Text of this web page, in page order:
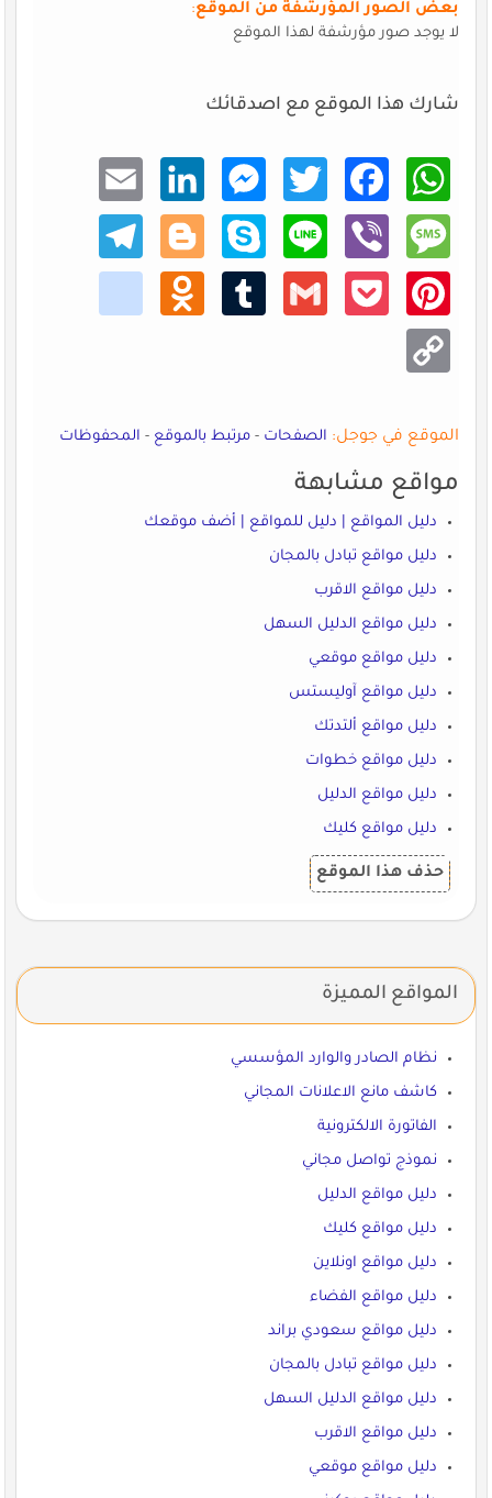
بعض الصور المؤرشفة من الموقع:
لا يوجد صور مؤرشفة لهذا الموقع
شارك هذا الموقع مع اصدقائك
What
sApp
Faceb
ook
Twitt
er
Mess
enger
Linke
dIn
Email
Mess
age
Viber
Line
Skype
Blogg
er
Teleg
ram
Pinte
rest
Pocke
Gmail
Tumb
Odno
klass
niki
Copy
Link
الموقع في جوجل: الصفحات-مرتبط بالموقع-المحفوظات
مواقع مشابهة
دليل المواقع | دليل للمواقع | أضف موقعك
دليل مواقع تبادل بالمجان
دليل مواقع الاقرب
دليل مواقع الدليل السهل
دليل مواقع موقعي
دليل مواقع آوليستس
دليل مواقع ألتدتك
دليل مواقع خطوات
دليل مواقع الدليل
دليل مواقع كليك
حذف هذا الموقع
المواقع المميزة
نظام الصادر والوارد المؤسسي
كاشف مانع الاعلانات المجاني
الفاتورة الالكترونية
نموذج تواصل مجاني
دليل مواقع الدليل
دليل مواقع كليك
دليل مواقع اونلاين
دليل مواقع الفضاء
دليل مواقع سعودي براند
دليل مواقع تبادل بالمجان
دليل مواقع الدليل السهل
دليل مواقع الاقرب
دليل مواقع موقعي